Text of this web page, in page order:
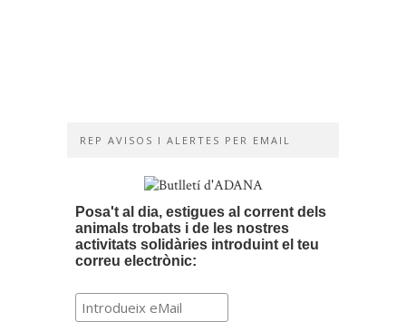
REP AVISOS I ALERTES PER EMAIL
Posa't al dia, estigues al corrent dels
animals trobats i de les nostres
activitats solidàries introduint el teu
correu electrònic: